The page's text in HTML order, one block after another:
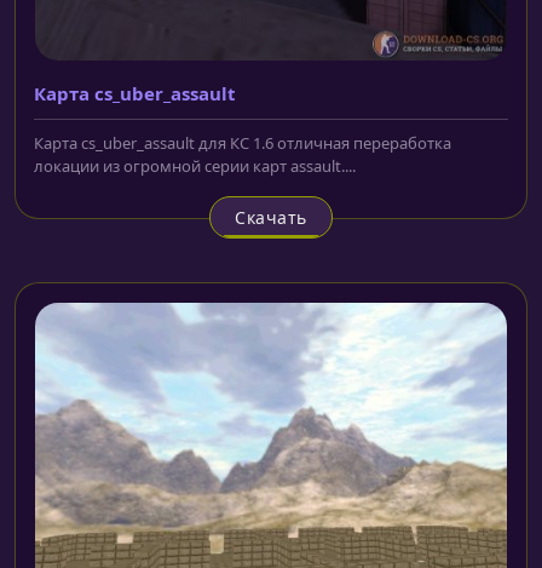
Карта cs_uber_assault
Карта cs_uber_assault для КС 1.6 отличная переработка
локации из огромной серии карт assault....
Скачать